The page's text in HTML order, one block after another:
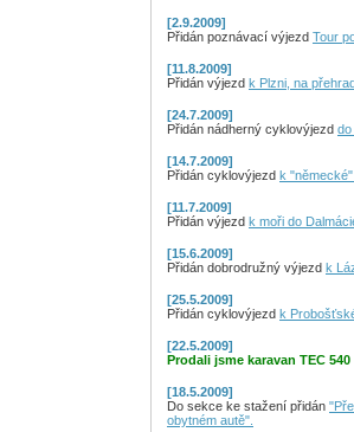
[2.9.2009]
Přidán poznávací výjezd Tour
[11.8.2009]
Přidán výjezd k Plzni, na
[24.7.2009]
Přidán nádherný cyklovýjezd do
[14.7.2009]
Přidán cyklovýjezd k
[11.7.2009]
Přidán výjezd k moři do
[15.6.2009]
Přidán dobrodružný výjezd k
[25.5.2009]
Přidán cyklovýjezd k
[22.5.2009]
Prodali jsme karavan TEC
[18.5.2009]
Do sekce ke stažení přidán
obytném autě".